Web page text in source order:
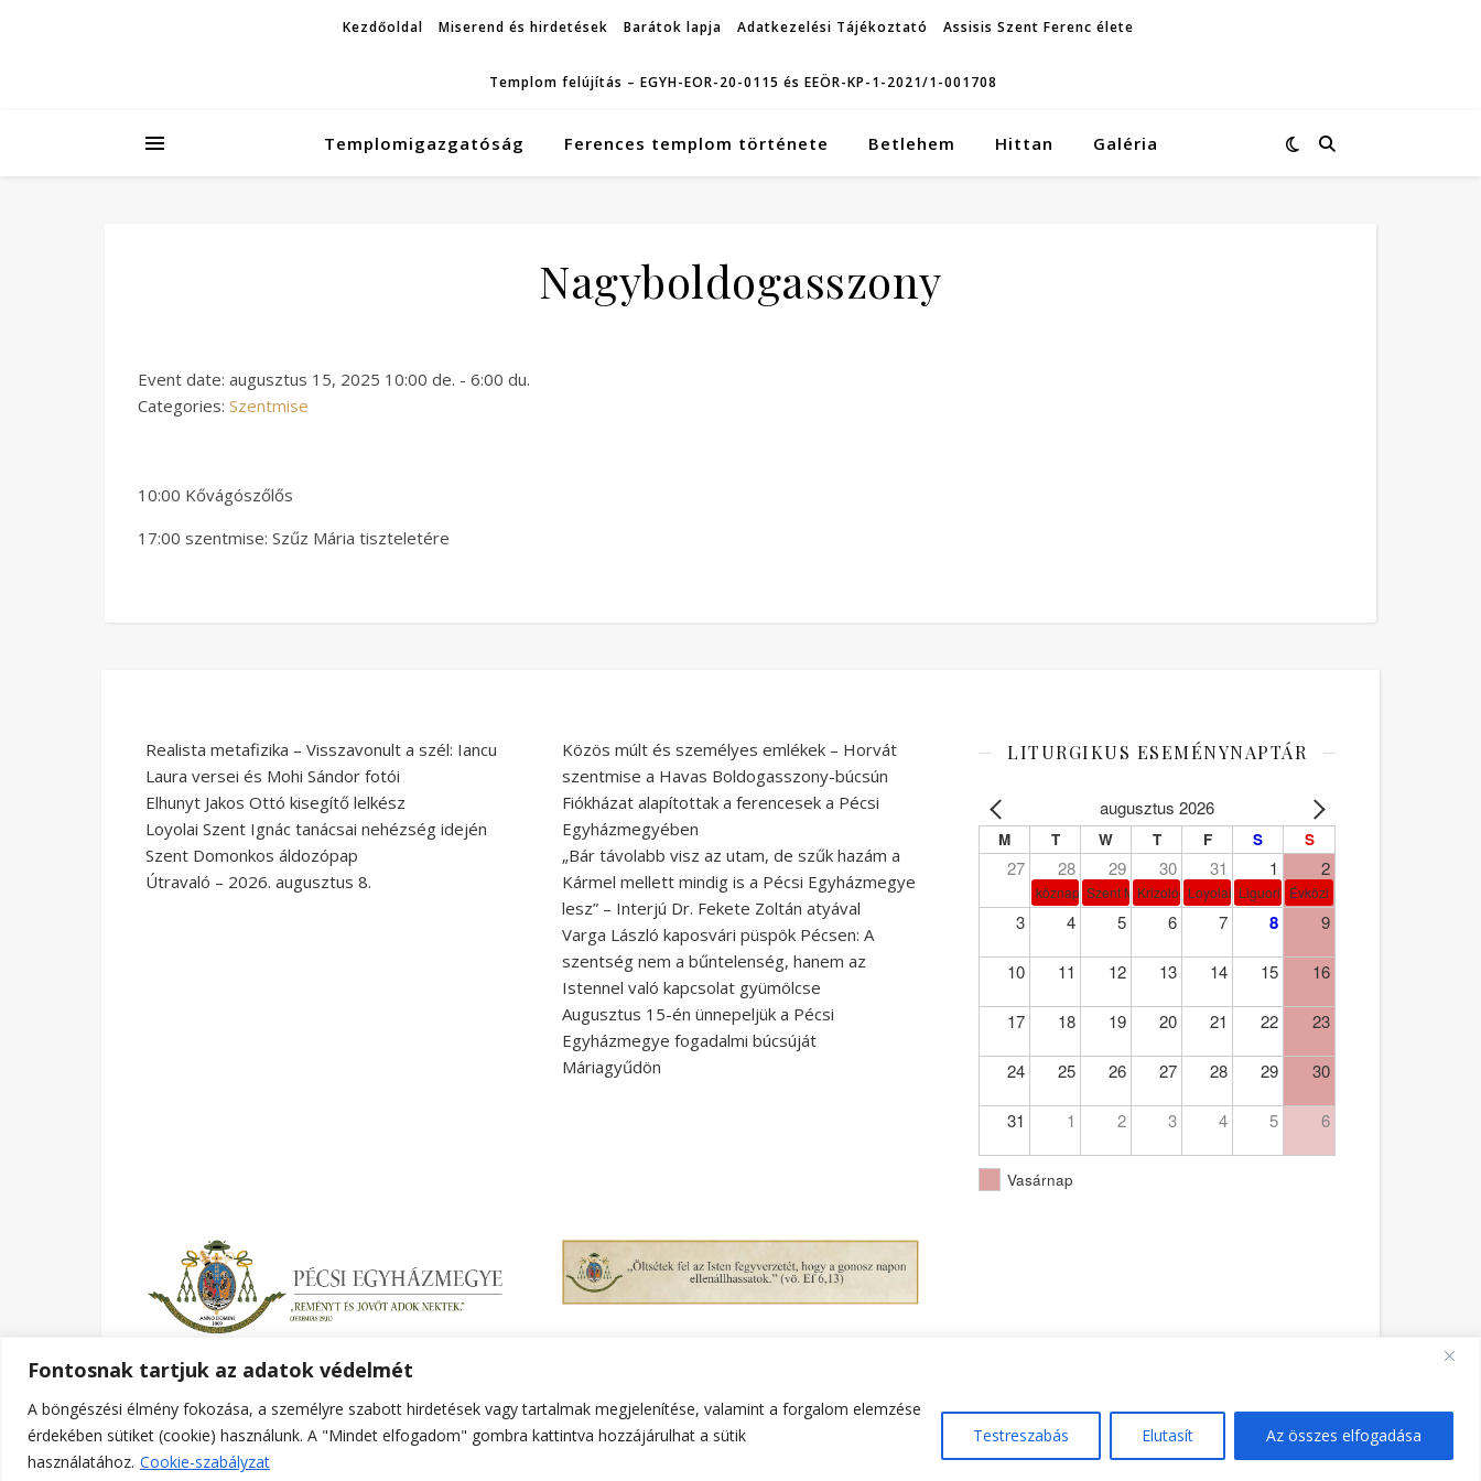
Fontosnak tartjuk az adatok védelmét
A böngészési élmény fokozása, a személyre szabott hirdetések vagy tartalmak megjelenítése, valamint a forgalom elemzése
érdekében sütiket (cookie) használunk. A "Mindet elfogadom" gombra kattintva hozzájárulhat a sütik
használatához. Cookie-szabályzat
Testreszabás Elutasít Az összes elfogadása
Kezdőoldal Miserend és hirdetések Barátok lapja Adatkezelési Tájékoztató Assisis Szent Ferenc élete
Templom felújítás – EGYH-EOR-20-0115 és EEÖR-KP-1-2021/1-001708
Templomigazgatóság Ferences templom története Betlehem Hittan Galéria
Nagyboldogasszony
Event date: augusztus 15, 2025 10:00 de. - 6:00 du.
Categories: Szentmise
10:00 Kővágószőlős
17:00 szentmise: Szűz Mária tiszteletére
Realista metafizika – Visszavonult a szél: Iancu
Laura versei és Mohi Sándor fotói
Elhunyt Jakos Ottó kisegítő lelkész
Loyolai Szent Ignác tanácsai nehézség idején
Szent Domonkos áldozópap
Útravaló – 2026. augusztus 8.
Közös múlt és személyes emlékek – Horvát
szentmise a Havas Boldogasszony-búcsún
Fiókházat alapítottak a ferencesek a Pécsi
Egyházmegyében
„Bár távolabb visz az utam, de szűk hazám a
Kármel mellett mindig is a Pécsi Egyházmegye
lesz” – Interjú Dr. Fekete Zoltán atyával
Varga László kaposvári püspök Pécsen: A
szentség nem a bűntelenség, hanem az
Istennel való kapcsolat gyümölcse
Augusztus 15-én ünnepeljük a Pécsi
Egyházmegye fogadalmi búcsúját
Máriagyűdön
LITURGIKUS ESEMÉNYNAPTÁR
augusztus 2026
M T W T F S S
27 28 29 30 31 1 2
köznap Szent Márta, Mária és Lázár
Krizológ Szent Péter
Loyolai Szent Ignác
Liguori Szent Alfonz pk-et.
Évközi 18. vasárnap
3 4 5 6 7 8 9
10 11 12 13 14 15 16
17 18 19 20 21 22 23
24 25 26 27 28 29 30
31 1 2 3 4 5 6
Vasárnap
Ferences Templom Pécs - PA - hivatalos oldala 2021.
Ashe a sablont készítette: WP Royal